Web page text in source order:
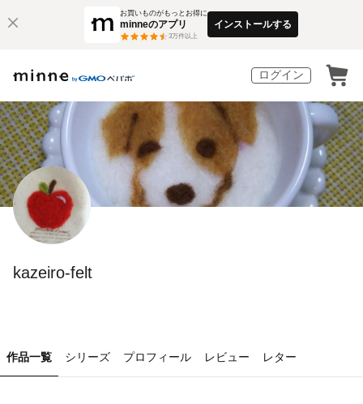
お買いものがもっとお得に
minneのアプリ
3万件以上
インストールする
ログイン
kazeiro-felt
作品一覧 シリーズ プロフィール レビュー レター